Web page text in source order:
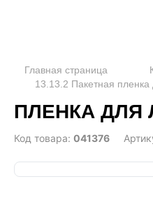
Главная страница
13.13.2 Пакетная
ПЛЕНКА ДЛЯ
Код товара: 041376